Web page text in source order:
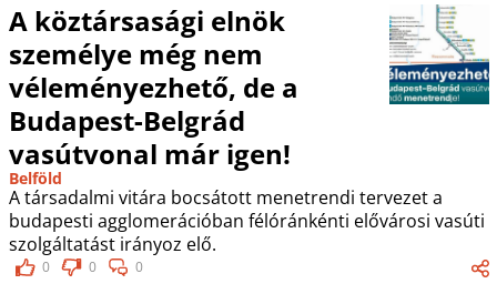
A köztársasági elnök
személye még nem
véleményezhető, de a
Budapest-Belgrád
vasútvonal már igen!
Belföld
A társadalmi vitára bocsátott menetrendi tervezet a
budapesti agglomerációban félóránkénti elővárosi vasúti
szolgáltatást irányoz elő.
0 0 0